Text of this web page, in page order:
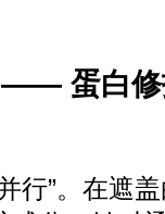
蛋白修
行”。在遮